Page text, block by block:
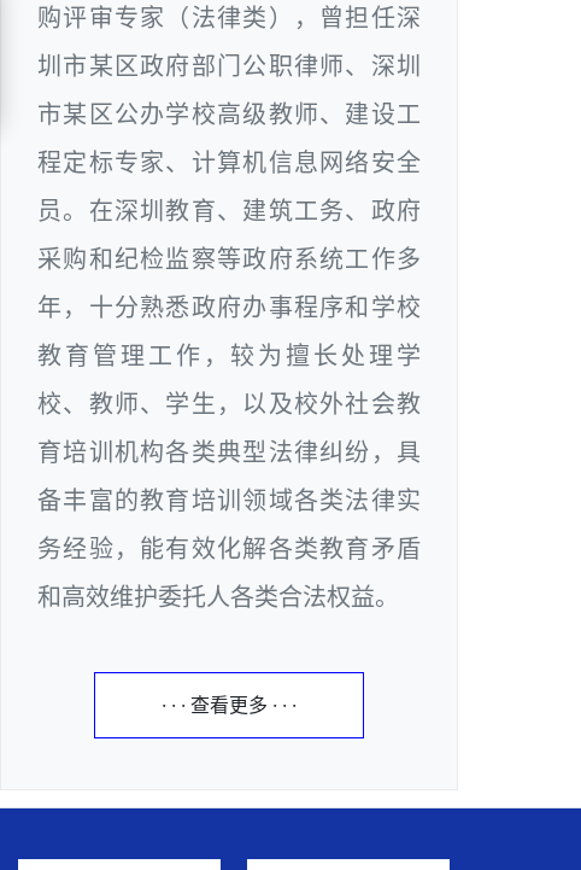
购评审专家（法律类），曾担任深
圳市某区政府部门公职律师、深圳
市某区公办学校高级教师、建设工
程定标专家、计算机信息网络安全
员。在深圳教育、建筑工务、政府
采购和纪检监察等政府系统工作多
年，十分熟悉政府办事程序和学校
教育管理工作，较为擅长处理学
校、教师、学生，以及校外社会教
育培训机构各类典型法律纠纷，具
备丰富的教育培训领域各类法律实
务经验，能有效化解各类教育矛盾
和高效维护委托人各类合法权益。
· · · 查看更多 · · ·